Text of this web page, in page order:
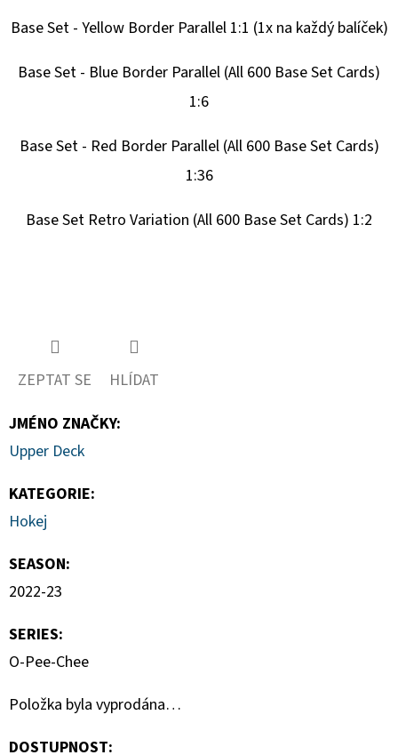
Base Set - Yellow Border Parallel 1:1 (1x na každý balíček)
Base Set - Blue Border Parallel (All 600 Base Set Cards)
1:6
Base Set - Red Border Parallel (All 600 Base Set Cards)
1:36
Base Set Retro Variation (All 600 Base Set Cards) 1:2
ZEPTAT SE
HLÍDAT
JMÉNO ZNAČKY:
Upper Deck
KATEGORIE:
Hokej
SEASON:
2022-23
SERIES:
O-Pee-Chee
Položka byla vyprodána…
DOSTUPNOST: